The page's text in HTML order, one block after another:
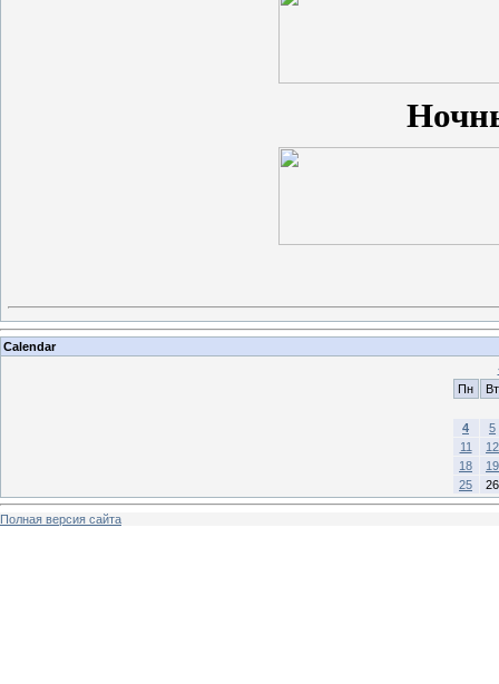
Calendar
Пн
Вт
4
5
11
12
18
19
25
26
Полная версия сайта